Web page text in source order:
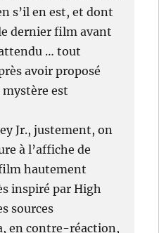
s’il en est, et dont
dernier film avant
… tout
avoir proposé
mystère est
Jr., justement, on
à l’affiche de
hautement
inspiré par High
sources
en contre-réaction,